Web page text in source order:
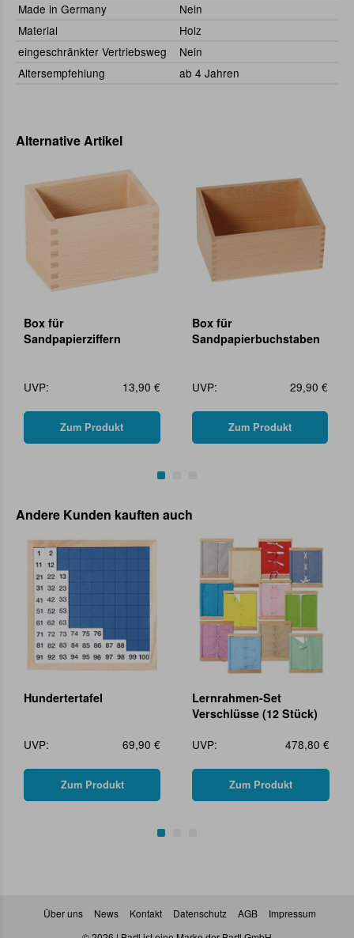
Made in Germany
Nein
Material
Holz
eingeschränkter Vertriebsweg
Nein
Altersempfehlung
ab 4 Jahren
Alternative Artikel
Box für
Sandpapierziffern
UVP: 13,90 €
Zum Produkt
Box für
Sandpapierbuchstaben
UVP: 29,90 €
Zum Produkt
Andere Kunden kauften auch
Hundertertafel
UVP: 69,90 €
Zum Produkt
Lernrahmen-Set
Verschlüsse (12 Stück)
UVP:
478,80 €
Zum Produkt
Über uns News Kontakt Datenschutz AGB Impressum